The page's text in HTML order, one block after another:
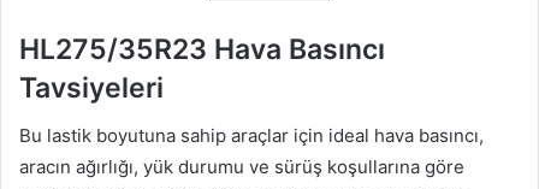
HL275/35R23 Hava Basıncı
Tavsiyeleri
Bu lastik boyutuna sahip araçlar için ideal hava basıncı,
aracın ağırlığı, yük durumu ve sürüş koşullarına göre